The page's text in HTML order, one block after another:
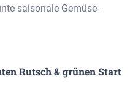
saisonale Gemüse-
Rutsch & grünen Start